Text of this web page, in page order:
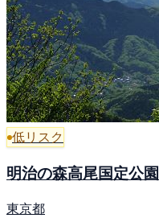
低リスク
明治の森高尾国定公園
東京都